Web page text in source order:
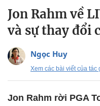
Jon Rahm về
và sự thay đổi
Ngọc Huy
Xem các bài viết của tác
Jon Rahm rời PGA